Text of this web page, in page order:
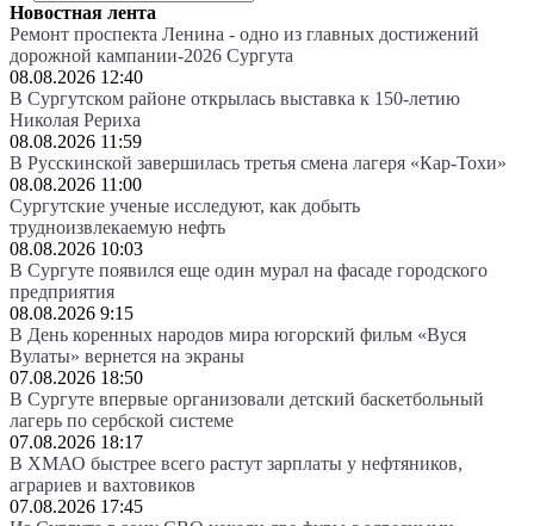
Новостная лента
Ремонт проспекта Ленина - одно из главных достижений
дорожной кампании-2026 Сургута
08.08.2026 12:40
В Сургутском районе открылась выставка к 150-летию
Николая Рериха
08.08.2026 11:59
В Русскинской завершилась третья смена лагеря «Кар-Тохи»
08.08.2026 11:00
Сургутские ученые исследуют, как добыть
трудноизвлекаемую нефть
08.08.2026 10:03
В Сургуте появился еще один мурал на фасаде городского
предприятия
08.08.2026 9:15
В День коренных народов мира югорский фильм «Вуся
Вулаты» вернется на экраны
07.08.2026 18:50
В Сургуте впервые организовали детский баскетбольный
лагерь по сербской системе
07.08.2026 18:17
В ХМАО быстрее всего растут зарплаты у нефтяников,
аграриев и вахтовиков
07.08.2026 17:45